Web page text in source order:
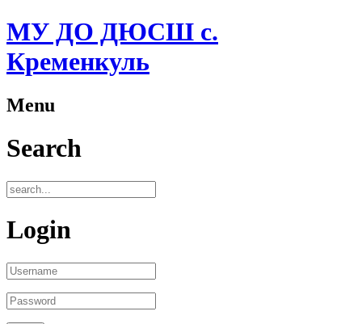
МУ ДО ДЮСШ с.
Кременкуль
Menu
Search
Login